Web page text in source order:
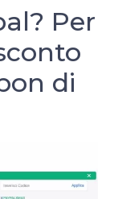
Per
di